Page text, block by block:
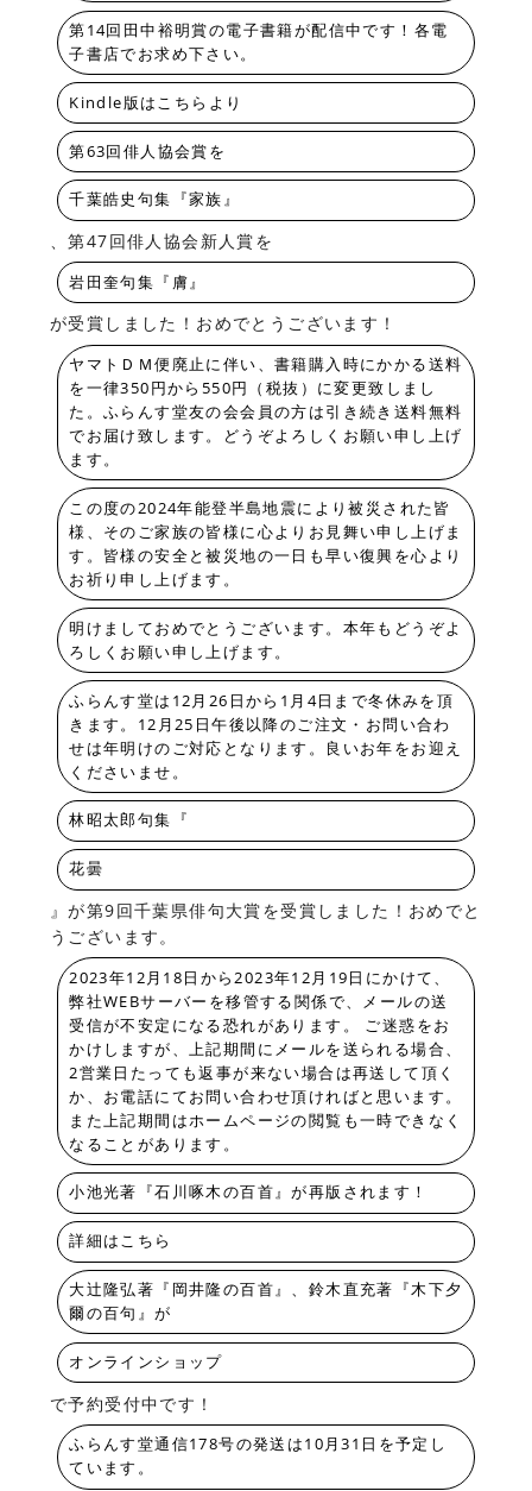
第14回田中裕明賞の電子書籍が配信中です！各電
子書店でお求め下さい。
Kindle版はこちらより
第63回俳人協会賞を
千葉皓史句集『家族』
、第47回俳人協会新人賞を
岩田奎句集『膚』
が受賞しました！おめでとうございます！
ヤマトＤＭ便廃止に伴い、書籍購入時にかかる送料
を一律350円から550円（税抜）に変更致しまし
た。ふらんす堂友の会会員の方は引き続き送料無料
でお届け致します。どうぞよろしくお願い申し上げ
ます。
この度の2024年能登半島地震により被災された皆
様、そのご家族の皆様に心よりお見舞い申し上げま
す。皆様の安全と被災地の一日も早い復興を心より
お祈り申し上げます。
明けましておめでとうございます。本年もどうぞよ
ろしくお願い申し上げます。
ふらんす堂は12月26日から1月4日まで冬休みを頂
きます。12月25日午後以降のご注文・お問い合わ
せは年明けのご対応となります。良いお年をお迎え
くださいませ。
林昭太郎句集『
花曇
』が第9回千葉県俳句大賞を受賞しました！おめでと
うございます。
2023年12月18日から2023年12月19日にかけて、
弊社WEBサーバーを移管する関係で、メールの送
受信が不安定になる恐れがあります。 ご迷惑をお
かけしますが、上記期間にメールを送られる場合、
2営業日たっても返事が来ない場合は再送して頂く
か、お電話にてお問い合わせ頂ければと思います。
また上記期間はホームページの閲覧も一時できなく
なることがあります。
小池光著『石川啄木の百首』が再版されます！
詳細はこちら
大辻隆弘著『岡井隆の百首』、鈴木直充著『木下夕
爾の百句』が
オンラインショップ
で予約受付中です！
ふらんす堂通信178号の発送は10月31日を予定し
ています。